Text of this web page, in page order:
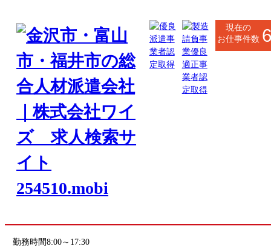
現在の
お仕事件数
小松市・加賀市・能美市
未分類
造園工事業
お仕事番号kaga_S020
《応募先》開発センター
勤務地石川県加賀市新保町カ33番地
勤務時間8:00～17:30